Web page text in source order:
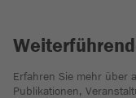
Erfahren Sie mehr über
Publikationen,